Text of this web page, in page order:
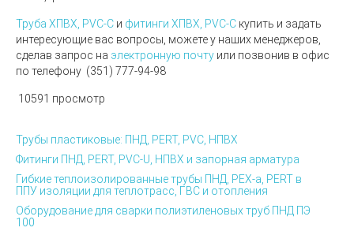
Труба ХПВХ, PVC-C и фитинги ХПВХ, PVC-C купить и задать
интересующие вас вопросы, можете у наших менеджеров,
сделав запрос на электронную почту или позвонив в офис
по телефону (351 ) 777-94-98
10591 просмотр
Трубы пластиковые: ПНД, PERT, PVC, НПВХ
Фитинги ПНД, PERT, PVC-U, НПВХ и запорная арматура
Гибкие теплоизолированные трубы ПНД, PEX-а, PERT в
ППУ изоляции для теплотрасс, ГВС и отопления
Оборудование для сварки полиэтиленовых труб ПНД ПЭ
100